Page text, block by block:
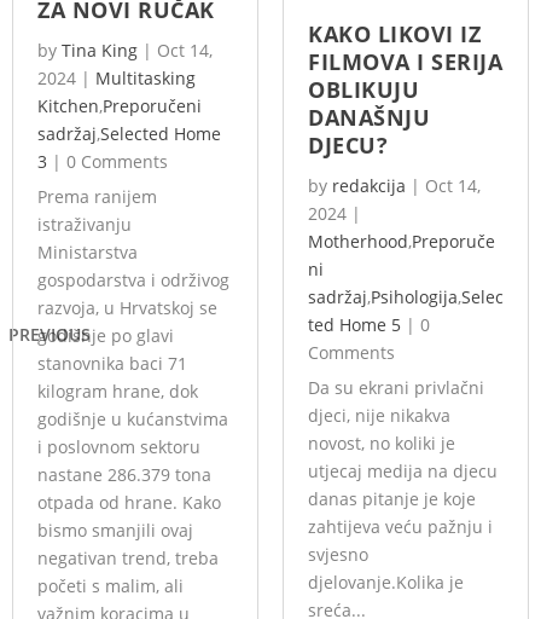
PREVIOUS
ZA NOVI RUČAK
by Tina King | Oct 14,
2024 | Multitasking
Kitchen,Preporučeni
sadržaj,Selected Home
3 | 0 Comments
Prema ranijem
istraživanju
Ministarstva
gospodarstva i održivog
razvoja, u Hrvatskoj se
godišnje po glavi
stanovnika baci 71
kilogram hrane, dok
godišnje u kućanstvima
i poslovnom sektoru
nastane 286.379 tona
otpada od hrane. Kako
bismo smanjili ovaj
negativan trend, treba
početi s malim, ali
važnim koracima u
KAKO LIKOVI IZ
FILMOVA I SERIJA
OBLIKUJU
DANAŠNJU
DJECU?
by redakcija | Oct 14,
2024 |
Motherhood,Preporuče
ni
sadržaj,Psihologija,Selec
ted Home 5 | 0
Comments
Da su ekrani privlačni
djeci, nije nikakva
novost, no koliki je
utjecaj medija na djecu
danas pitanje je koje
zahtijeva veću pažnju i
svjesno
djelovanje.Kolika je
sreća...